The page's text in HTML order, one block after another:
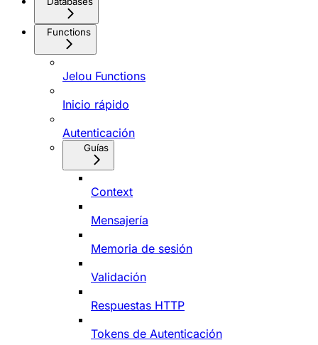
Functions
Jelou Functions
Inicio rápido
Autenticación
Guías
Context
Mensajería
Memoria de sesión
Validación
Respuestas HTTP
Tokens de Autenticación